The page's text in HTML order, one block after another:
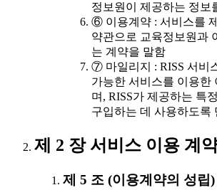
정보원이 제공하는 정보
⑥ 이용계약 : 서비스를
약관으로 교육정보원과
는 계약을 말함
⑦ 마일리지 : RISS 서비
가능한 서비스를 이용한
며, RISS가 제공하는 특
구입하는 데 사용하도록
제 2 장 서비스 이용 계
제 5 조 (이용계약의 성립)